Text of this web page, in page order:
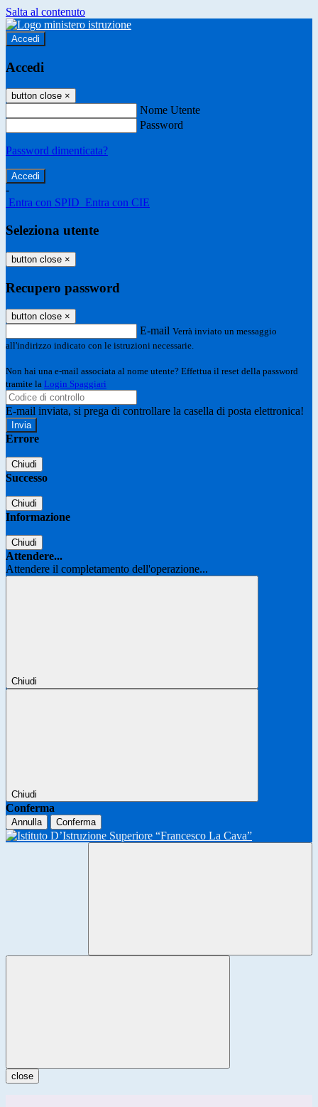
Salta al contenuto
Accedi
Accedi
button close ×
Nome Utente
Password
Password dimenticata?
-
Entra con SPID Entra con CIE
Seleziona utente
button close ×
Recupero password
button close ×
E-mail Verrà inviato un messaggio
all'indirizzo indicato con le istruzioni necessarie.
Non hai una e-mail associata al nome utente? Effettua il reset della password
tramite la Login Spaggiari
E-mail inviata, si prega di controllare la casella di posta elettronica!
Errore
Chiudi
Successo
Chiudi
Informazione
Chiudi
Attendere...
Attendere il completamento dell'operazione...
Chiudi
Chiudi
Conferma
Annulla Conferma
close